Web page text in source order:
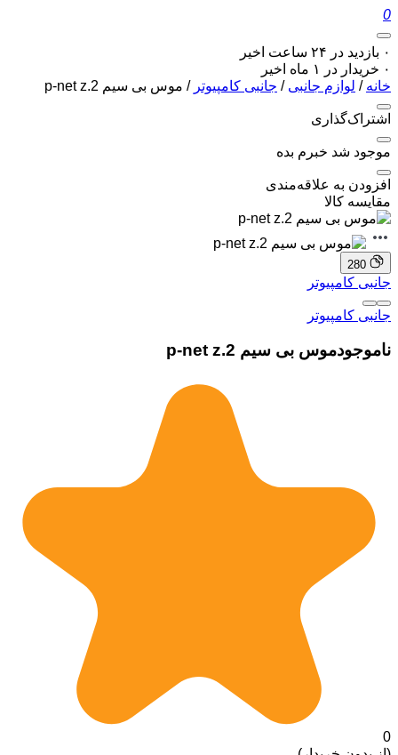
0
۰ بازدید در ۲۴ ساعت اخیر
۰ خریدار در ۱ ماه اخیر
خانه / لوازم جانبی / جانبی کامپیوتر / موس بی سیم p-net z.2
اشتراک‌گذاری
موجود شد خبرم بده
افزودن به علاقه‌مندی
مقایسه کالا
280
جانبی کامپیوتر
جانبی کامپیوتر
ناموجودموس بی سیم p-net z.2
0